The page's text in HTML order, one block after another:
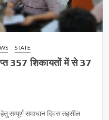
STATE
357 शिकायतों में से 37
सम्पूर्ण समाधान दिवस तहसील